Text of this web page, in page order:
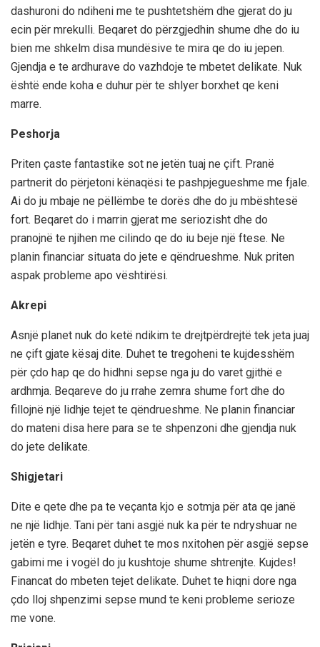
dashuroni do ndiheni me te pushtetshëm dhe gjerat do ju
ecin për mrekulli. Beqaret do përzgjedhin shume dhe do iu
bien me shkelm disa mundësive te mira qe do iu jepen.
Gjendja e te ardhurave do vazhdoje te mbetet delikate. Nuk
është ende koha e duhur për te shlyer borxhet qe keni
marre.
Peshorja
Priten çaste fantastike sot ne jetën tuaj ne çift. Pranë
partnerit do përjetoni kënaqësi te pashpjegueshme me fjale.
Ai do ju mbaje ne pëllëmbe te dorës dhe do ju mbështesë
fort. Beqaret do i marrin gjerat me seriozisht dhe do
pranojnë te njihen me cilindo qe do iu beje një ftese. Ne
planin financiar situata do jete e qëndrueshme. Nuk priten
aspak probleme apo vështirësi.
Akrepi
Asnjë planet nuk do ketë ndikim te drejtpërdrejtë tek jeta juaj
ne çift gjate kësaj dite. Duhet te tregoheni te kujdesshëm
për çdo hap qe do hidhni sepse nga ju do varet gjithë e
ardhmja. Beqareve do ju rrahe zemra shume fort dhe do
fillojnë një lidhje tejet te qëndrueshme. Ne planin financiar
do mateni disa here para se te shpenzoni dhe gjendja nuk
do jete delikate.
Shigjetari
Dite e qete dhe pa te veçanta kjo e sotmja për ata qe janë
ne një lidhje. Tani për tani asgjë nuk ka për te ndryshuar ne
jetën e tyre. Beqaret duhet te mos nxitohen për asgjë sepse
gabimi me i vogël do ju kushtoje shume shtrenjte. Kujdes!
Financat do mbeten tejet delikate. Duhet te hiqni dore nga
çdo lloj shpenzimi sepse mund te keni probleme serioze
me vone.